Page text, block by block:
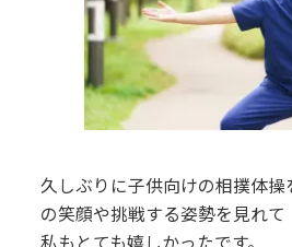
久しぶりに子供向けの相撲体操
の笑顔や挑戦する姿勢を見れて
私もとても嬉しかったです。